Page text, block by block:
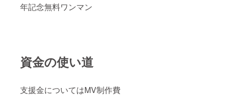
年記念無料ワンマン
資金の使い道
支援金についてはMV制作費